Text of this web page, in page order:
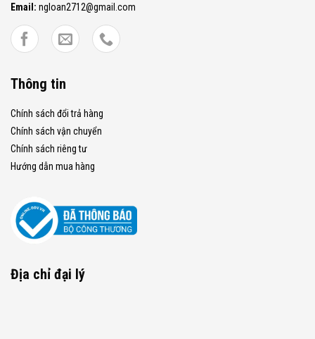
Email: ngloan2712@gmail.com
Thông tin
Chính sách đổi trả hàng
Chính sách vận chuyển
Chính sách riêng tư
Hướng dẫn mua hàng
Địa chỉ đại lý